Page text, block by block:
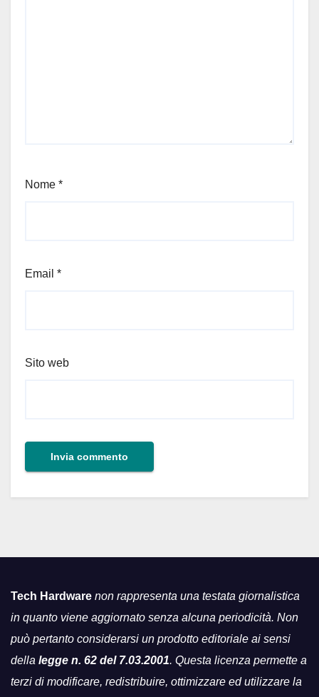
Nome *
Email *
Sito web
Tech Hardware non rappresenta una testata giornalistica
in quanto viene aggiornato senza alcuna periodicità. Non
può pertanto considerarsi un prodotto editoriale ai sensi
della legge n. 62 del 7.03.2001. Questa licenza permette a
terzi di modificare, redistribuire, ottimizzare ed utilizzare la